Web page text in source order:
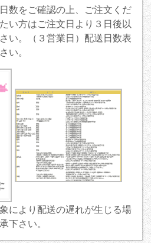
数をご確認の上、ご注文くだ
い方はご注文日より３日後以
い。（３営業日）配送日数表
い。
により配送の遅れが生じる場
下さい。